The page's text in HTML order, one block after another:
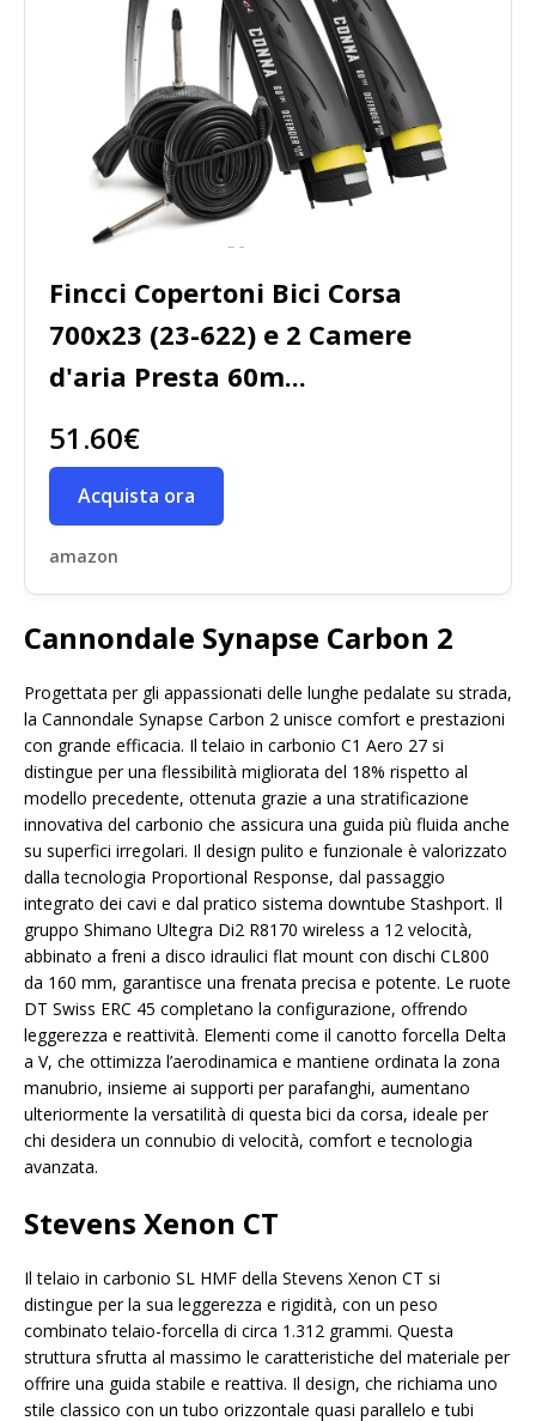
Fincci Copertoni Bici Corsa
700x23 (23-622) e 2 Camere
d'aria Presta 60m...
51.60€
Acquista ora
amazon
Cannondale Synapse Carbon 2
Progettata per gli appassionati delle lunghe pedalate su strada,
la Cannondale Synapse Carbon 2 unisce comfort e prestazioni
con grande efficacia. Il telaio in carbonio C1 Aero 27 si
distingue per una flessibilità migliorata del 18% rispetto al
modello precedente, ottenuta grazie a una stratificazione
innovativa del carbonio che assicura una guida più fluida anche
su superfici irregolari. Il design pulito e funzionale è valorizzato
dalla tecnologia Proportional Response, dal passaggio
integrato dei cavi e dal pratico sistema downtube Stashport. Il
gruppo Shimano Ultegra Di2 R8170 wireless a 12 velocità,
abbinato a freni a disco idraulici flat mount con dischi CL800
da 160 mm, garantisce una frenata precisa e potente. Le ruote
DT Swiss ERC 45 completano la configurazione, offrendo
leggerezza e reattività. Elementi come il canotto forcella Delta
a V, che ottimizza l’aerodinamica e mantiene ordinata la zona
manubrio, insieme ai supporti per parafanghi, aumentano
ulteriormente la versatilità di questa bici da corsa, ideale per
chi desidera un connubio di velocità, comfort e tecnologia
avanzata.
Stevens Xenon CT
Il telaio in carbonio SL HMF della Stevens Xenon CT si
distingue per la sua leggerezza e rigidità, con un peso
combinato telaio-forcella di circa 1.312 grammi. Questa
struttura sfrutta al massimo le caratteristiche del materiale per
offrire una guida stabile e reattiva. Il design, che richiama uno
stile classico con un tubo orizzontale quasi parallelo e tubi